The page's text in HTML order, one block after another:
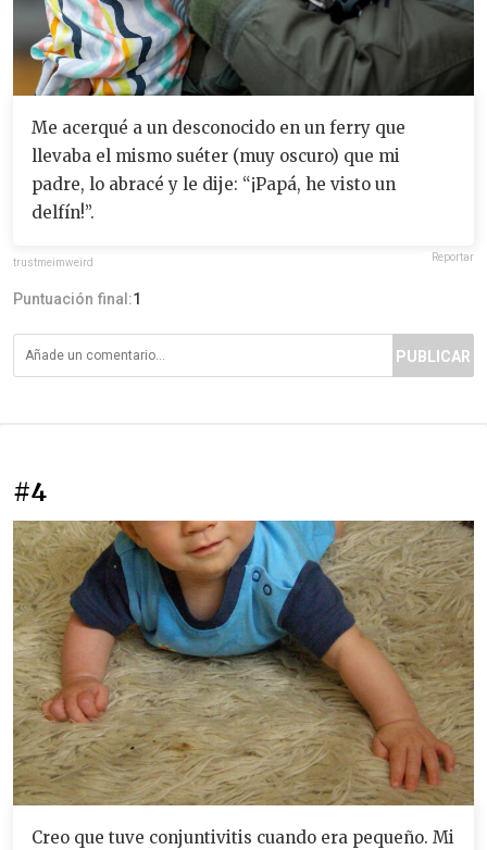
Me acerqué a un desconocido en un ferry que
llevaba el mismo suéter (muy oscuro) que mi
padre, lo abracé y le dije: “¡Papá, he visto un
delfín!”.
trustmeimweird Reportar
Puntuación final:1
PUBLICAR
#4
Creo que tuve conjuntivitis cuando era pequeño. Mi